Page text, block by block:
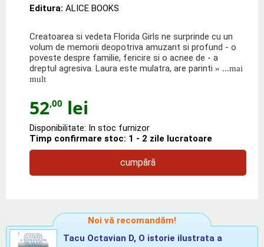
Editura: ALICE BOOKS
Creatoarea si vedeta Florida Girls ne surprinde cu un
volum de memorii deopotriva amuzant si profund - o
poveste despre familie, fericire si o acnee de - a
dreptul agresiva. Laura este mulatra, are parinti » ...mai
mult
52,00 lei
Disponibilitate: In stoc furnizor
Timp confirmare stoc: 1 - 2 zile lucratoare
cumpără
Noi vă recomandăm!
Tacu Octavian D, O istorie ilustrata a